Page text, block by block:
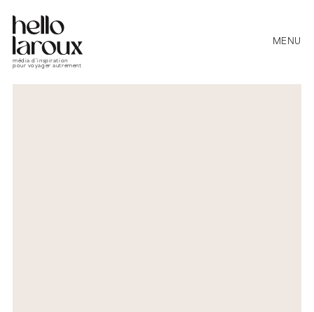
média d’inspiration
pour voyager autrement
MENU